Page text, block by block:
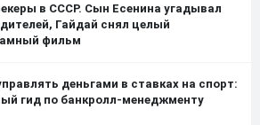
в СССР. Сын Есенина угадывал
Гайдай снял целый
фильм
деньгами в ставках на спорт:
гид по банкролл-менеджменту